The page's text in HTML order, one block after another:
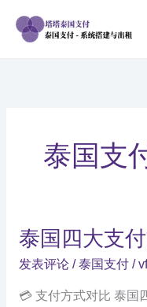
泰国支
泰国四大支
发表评论 /泰国支付/
💳 支付方式对比 泰国